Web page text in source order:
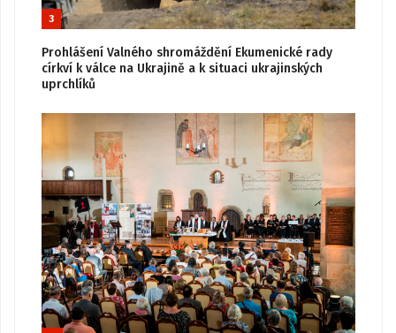
3
Prohlášení Valného shromáždění Ekumenické rady
církví k válce na Ukrajině a k situaci ukrajinských
uprchlíků